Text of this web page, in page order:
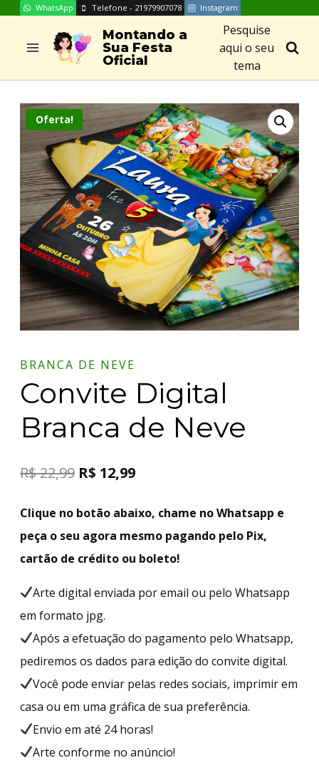
Skip
content
WhatsApp Telefone - 21979907078 Instagram
Montando a
Sua Festa
Oficial
Pesquise
aqui o seu
tema
Oferta!
BRANCA DE NEVE
Convite Digital
Branca de Neve
R$22,99 R$ 12,99
Clique no botão abaixo, chame no Whatsapp e
peça o seu agora mesmo pagando pelo Pix,
cartão de crédito ou boleto!
Arte digital enviada por email ou pelo Whatsapp
em formato jpg.
Após a efetuação do pagamento pelo Whatsapp,
pediremos os dados para edição do convite digital.
Você pode enviar pelas redes sociais, imprimir em
casa ou em uma gráfica de sua preferência.
Envio em até 24 horas!
Arte conforme no anúncio!